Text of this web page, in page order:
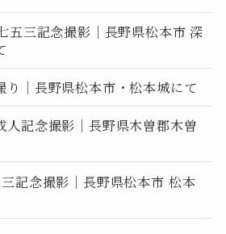
五三記念撮影｜長野県松本市 深
り｜長野県松本市・松本城にて
人記念撮影｜長野県木曽郡木曽
記念撮影｜長野県松本市 松本